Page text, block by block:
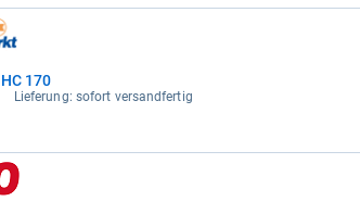
HC 170
Lieferung: sofort versandfertig